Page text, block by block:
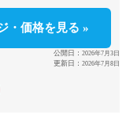
・価格を見る »
公開日： 2026年7月3日
更新日： 2026年7月8日